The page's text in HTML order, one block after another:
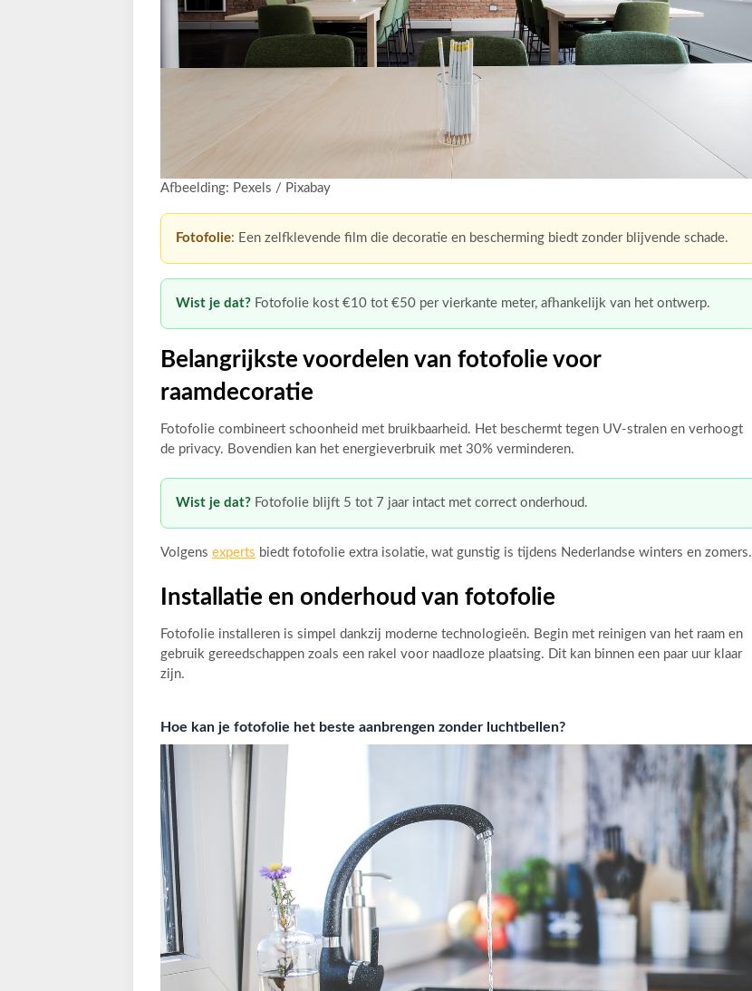
Afbeelding: Pexels / Pixabay
Fotofolie: Een zelfklevende film die decoratie en bescherming biedt zonder blijvende schade.
Wist je dat? Fotofolie kost €10 tot €50 per vierkante meter, afhankelijk van het ontwerp.
Belangrijkste voordelen van fotofolie voor
raamdecoratie
Fotofolie combineert schoonheid met bruikbaarheid. Het beschermt tegen UV-stralen en verhoogt
de privacy. Bovendien kan het energieverbruik met 30% verminderen.
Wist je dat? Fotofolie blijft 5 tot 7 jaar intact met correct onderhoud.
Volgens experts biedt fotofolie extra isolatie, wat gunstig is tijdens Nederlandse winters en zomers.
Installatie en onderhoud van fotofolie
Fotofolie installeren is simpel dankzij moderne technologieën. Begin met reinigen van het raam en
gebruik gereedschappen zoals een rakel voor naadloze plaatsing. Dit kan binnen een paar uur klaar
zijn.
Hoe kan je fotofolie het beste aanbrengen zonder luchtbellen?